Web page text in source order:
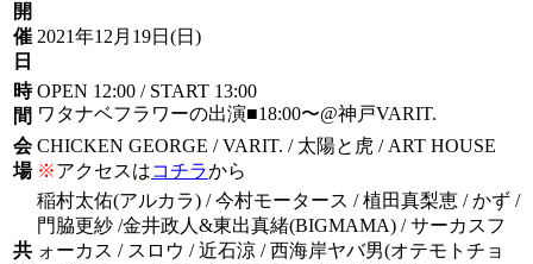
開
催
日
2021年12月19日 (日)
時
間
OPEN 12:00 / START 13:00
ワタナベフラワーの出演■18:00〜@神戸VARIT.
会
場
CHICKEN GEORGE / VARIT. / 太陽と虎 / ART HOUSE
※アクセスはコチラから
共
稲村太佑(アルカラ) / 今村モータース / 植田真梨恵 / かず /
門脇更紗 /金井政人&東出真緒(BIGMAMA) / サーカスフ
ォーカス / スロウ / 近石涼 / 西海岸ヤバ男(オテモトチョ